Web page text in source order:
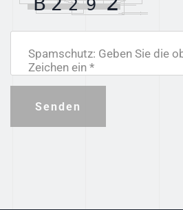
Spamschutz: Geben Sie die
Zeichen ein *
Senden